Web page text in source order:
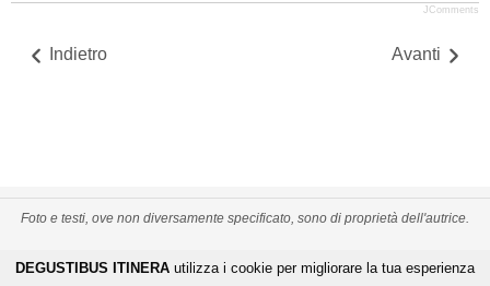
JComments
Indietro Avanti
Foto e testi, ove non diversamente specificato, sono di proprietà dell'autrice.
PRIVACY POLICY-CREDITS -MAPPA DEL SITO
DEGUSTIBUS ITINERA utilizza i cookie per migliorare la tua esperienza